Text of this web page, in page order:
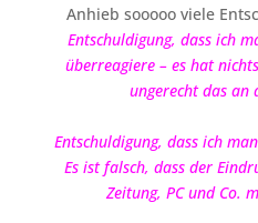
Anhieb sooooo viele
Entschuldigung, dass ich
überreagiere – es hat
ungerecht das an
Entschuldigung, dass ich
Es ist falsch, dass der
Zeitung, PC und Co.